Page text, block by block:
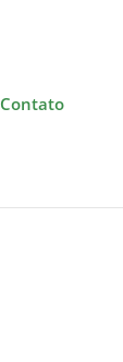
Contato